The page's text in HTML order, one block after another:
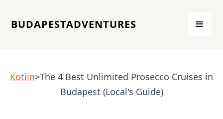
BUDAPESTADVENTURES
Kotiin>The 4 Best Unlimited Prosecco Cruises in
Budapest (Local's Guide)